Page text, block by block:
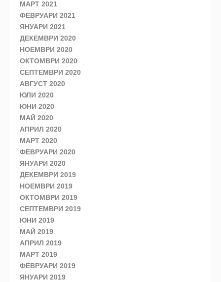
МАРТ 2021
ФЕВРУАРИ 2021
ЯНУАРИ 2021
ДЕКЕМВРИ 2020
НОЕМВРИ 2020
ОКТОМВРИ 2020
СЕПТЕМВРИ 2020
АВГУСТ 2020
ЮЛИ 2020
ЮНИ 2020
МАЙ 2020
АПРИЛ 2020
МАРТ 2020
ФЕВРУАРИ 2020
ЯНУАРИ 2020
ДЕКЕМВРИ 2019
НОЕМВРИ 2019
ОКТОМВРИ 2019
СЕПТЕМВРИ 2019
ЮНИ 2019
МАЙ 2019
АПРИЛ 2019
МАРТ 2019
ФЕВРУАРИ 2019
ЯНУАРИ 2019